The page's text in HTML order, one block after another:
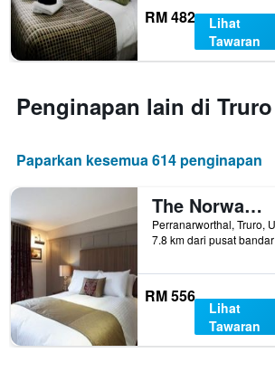
RM 482
Lihat
Tawaran
Penginapan lain di Truro
Paparkan kesemua 614 penginapan
The Norway Inn
7.8 km dari pusat bandar
RM 556
Lihat
Tawaran